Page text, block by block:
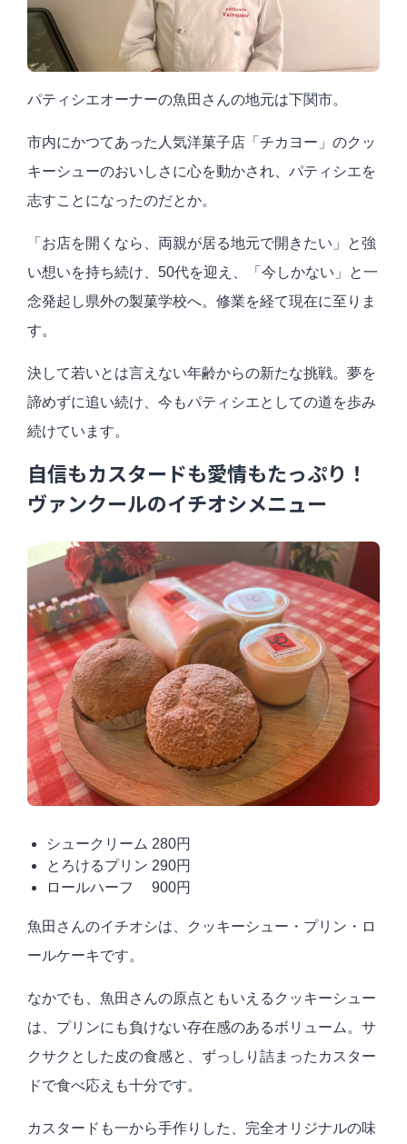
パティシエオーナーの魚田さんの地元は下関市。
市内にかつてあった人気洋菓子店「チカヨー」のクッ
キーシューのおいしさに心を動かされ、パティシエを
志すことになったのだとか。
「お店を開くなら、両親が居る地元で開きたい」と強
い想いを持ち続け、50代を迎え、「今しかない」と一
念発起し県外の製菓学校へ。修業を経て現在に至りま
す。
決して若いとは言えない年齢からの新たな挑戦。夢を
諦めずに追い続け、今もパティシエとしての道を歩み
続けています。
自信もカスタードも愛情もたっぷり！
ヴァンクールのイチオシメニュー
シュークリーム 280円
とろけるプリン 290円
ロールハーフ 900円
魚田さんのイチオシは、クッキーシュー・プリン・ロ
ールケーキです。
なかでも、魚田さんの原点ともいえるクッキーシュー
は、プリンにも負けない存在感のあるボリューム。サ
クサクとした皮の食感と、ずっしり詰まったカスター
ドで食べ応えも十分です。
カスタードも一から手作りした、完全オリジナルの味